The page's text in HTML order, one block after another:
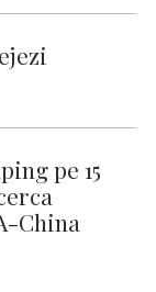
pe 15
China